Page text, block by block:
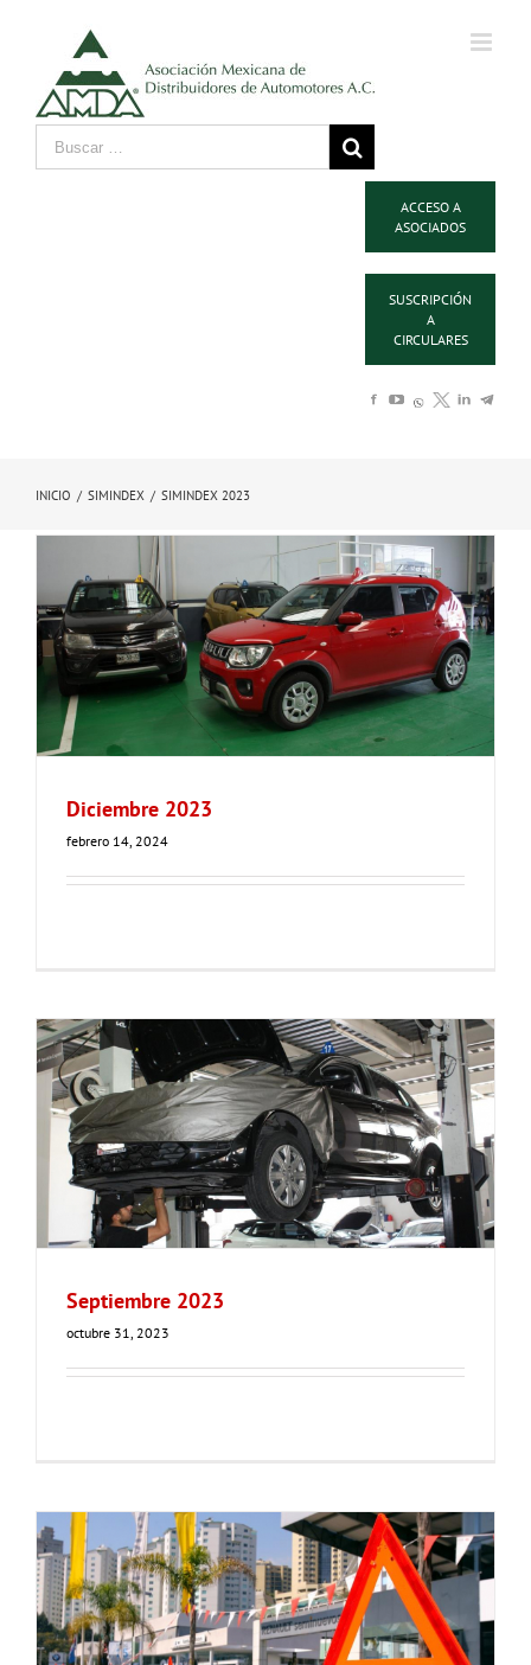
ACCESO A
ASOCIADOS
SUSCRIPCIÓN
A
CIRCULARES
INICIO / SIMINDEX / SIMINDEX 2023
Diciembre 2023
febrero 14, 2024
Septiembre 2023
octubre 31, 2023